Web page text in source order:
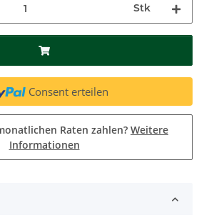
Stk
Consent erteilen
Raten zahlen? Weitere
Informationen